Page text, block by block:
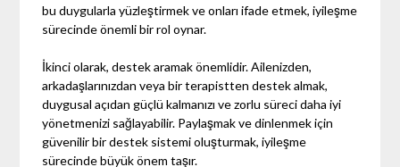
bu duygularla yüzleştirmek ve onları ifade etmek, iyileşme
sürecinde önemli bir rol oynar.
İkinci olarak, destek aramak önemlidir. Ailenizden,
arkadaşlarınızdan veya bir terapistten destek almak,
duygusal açıdan güçlü kalmanızı ve zorlu süreci daha iyi
yönetmenizi sağlayabilir. Paylaşmak ve dinlenmek için
güvenilir bir destek sistemi oluşturmak, iyileşme
sürecinde büyük önem taşır.